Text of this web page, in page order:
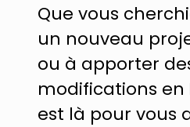
Que vous
un nouveau
ou à apporter
modifications en
est là pour vous